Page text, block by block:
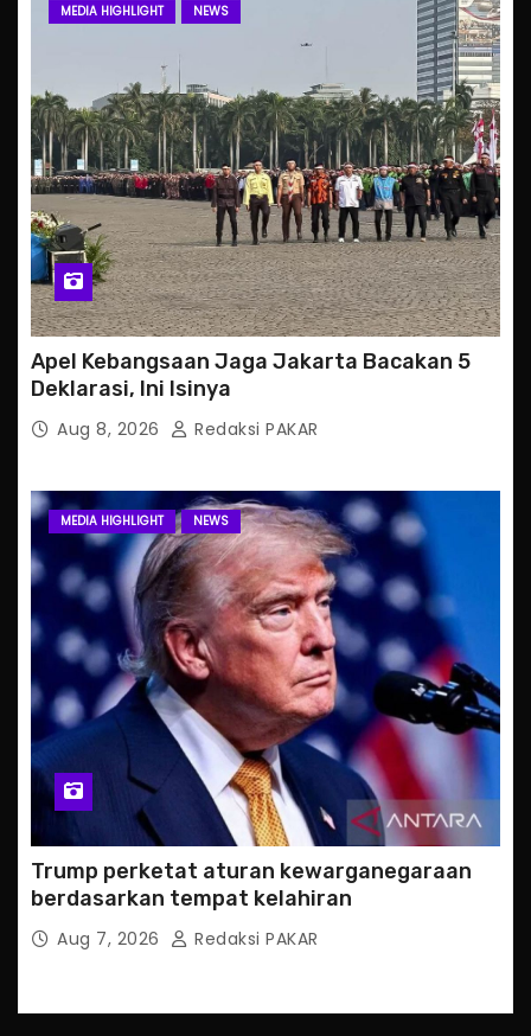
MEDIA HIGHLIGHT NEWS
Apel Kebangsaan Jaga Jakarta Bacakan 5
Deklarasi, Ini Isinya
Aug 8, 2026 Redaksi PAKAR
MEDIA HIGHLIGHT NEWS
Trump perketat aturan kewarganegaraan
berdasarkan tempat kelahiran
Aug 7, 2026 Redaksi PAKAR